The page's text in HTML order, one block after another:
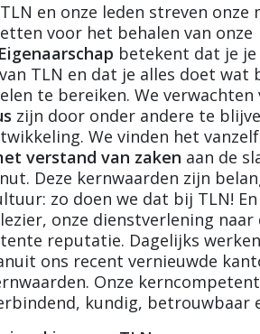
en onze leden streven onze
voor het behalen van onze
Eigenaarschap betekent dat je
TLN en dat je alles doet wat
te bereiken. We verwachten
zijn door onder andere te
We vinden het
verstand van zaken aan de
Deze kernwaarden zijn
zo doen we dat bij TLN!
onze dienstverlening naar
reputatie. Dagelijks werken
ons recent vernieuwde
Onze
kundig, betrouwbaar